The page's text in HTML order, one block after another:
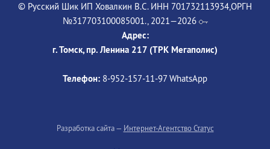
© Русский Шик ИП Ховалкин В.С. ИНН 701732113934,ОРГН
№317703100085001., 2021—2026
Адрес:
г. Томск, пр. Ленина 217 (ТРК Мегаполис)
Телефон: 8-952‒157‒11‒97 WhatsApp
Разработка сайта — Интернет-Агентство Статус